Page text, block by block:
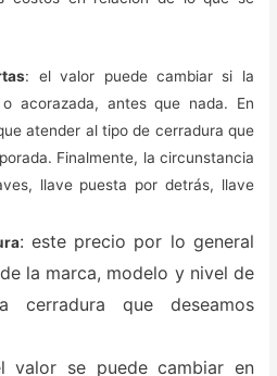
: el valor puede cambiar si la
acorazada, antes que nada. En
atender al tipo de cerradura que
Finalmente, la circunstancia
llave puesta por detrás, llave
: este precio por lo general
la marca, modelo y nivel de
cerradura que deseamos
valor se puede cambiar en